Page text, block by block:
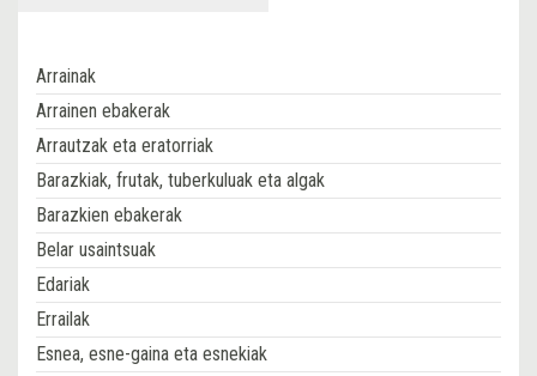
Arrainak
Arrainen ebakerak
Arrautzak eta eratorriak
Barazkiak, frutak, tuberkuluak eta algak
Barazkien ebakerak
Belar usaintsuak
Edariak
Errailak
Esnea, esne-gaina eta esnekiak